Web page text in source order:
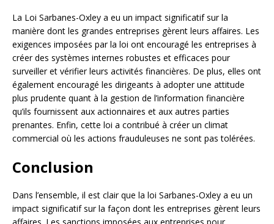
La Loi Sarbanes-Oxley a eu un impact significatif sur la
manière dont les grandes entreprises gèrent leurs affaires. Les
exigences imposées par la loi ont encouragé les entreprises à
créer des systèmes internes robustes et efficaces pour
surveiller et vérifier leurs activités financières. De plus, elles ont
également encouragé les dirigeants à adopter une attitude
plus prudente quant à la gestion de l’information financière
qu’ils fournissent aux actionnaires et aux autres parties
prenantes. Enfin, cette loi a contribué à créer un climat
commercial où les actions frauduleuses ne sont pas tolérées.
Conclusion
Dans l’ensemble, il est clair que la loi Sarbanes-Oxley a eu un
impact significatif sur la façon dont les entreprises gèrent leurs